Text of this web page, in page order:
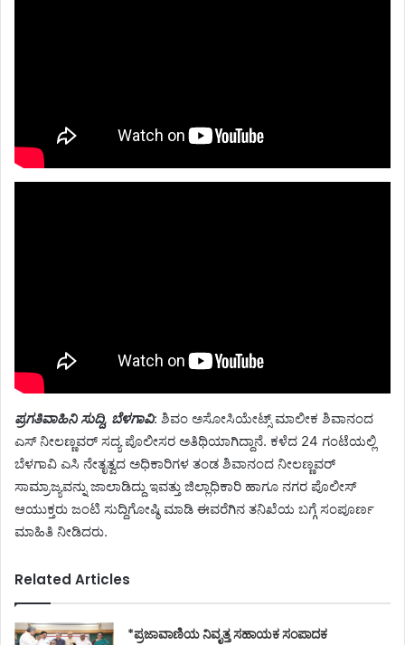
ಪ್ರಗತಿವಾಹಿನಿ ಸುದ್ದಿ, ಬೆಳಗಾವಿ: ಶಿವಂ ಅಸೋಸಿಯೇಟ್ಸ್ ಮಾಲೀಕ ಶಿವಾನಂದ
ಎಸ್ ನೀಲಣ್ಣವರ್ ಸದ್ಯ ಪೊಲೀಸರ ಅತಿಥಿಯಾಗಿದ್ದಾನೆ. ಕಳೆದ 24 ಗಂಟೆಯಲ್ಲಿ
ಬೆಳಗಾವಿ ಎಸಿ ನೇತೃತ್ವದ ಅಧಿಕಾರಿಗಳ ತಂಡ ಶಿವಾನಂದ ನೀಲಣ್ಣವರ್
ಸಾಮ್ರಾಜ್ಯವನ್ನು ಜಾಲಾಡಿದ್ದು ಇವತ್ತು ಜಿಲ್ಲಾಧಿಕಾರಿ ಹಾಗೂ ನಗರ ಪೊಲೀಸ್
ಆಯುಕ್ತರು ಜಂಟಿ ಸುದ್ದಿಗೋಷ್ಠಿ ಮಾಡಿ ಈವರೆಗಿನ ತನಿಖೆಯ ಬಗ್ಗೆ ಸಂಪೂರ್ಣ
ಮಾಹಿತಿ ನೀಡಿದರು.
Related Articles
*ಪ್ರಜಾವಾಣಿಯ ನಿವೃತ್ತ ಸಹಾಯಕ ಸಂಪಾದಕ